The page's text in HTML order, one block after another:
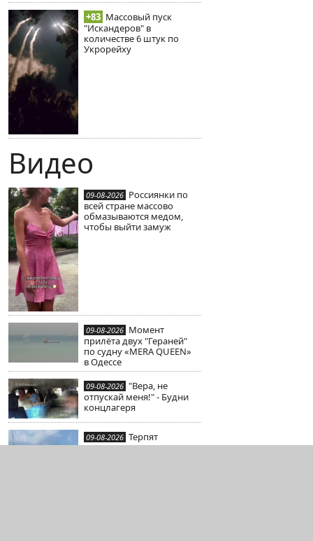
+83 Массовый пуск
"Искандеров" в
количестве 6 штук по
Укрорейху
Видео
09-08-2026 Россиянки по
всей стране массово
обмазываются медом,
чтобы выйти замуж
09-08-2026 Момент
прилёта двух "Гераней"
по судну «MERA QUEEN»
в Одессе
09-08-2026 "Вера, не
отпускай меня!" - Будни
концлагеря
09-08-2026 Терпят